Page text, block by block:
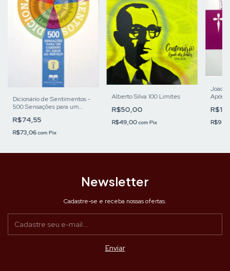
Dicionário de Sentimentos -
500 Sensações para um
R$74,55
R$73,06com Pix
Alberto Silva 100 Limites
R$50,00
R$49,00com Pix
Newsletter
Cadastre-se e receba nossas ofertas.